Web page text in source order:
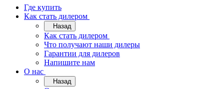
Где купить
Как стать дилером
Назад
Как стать дилером
Что получают наши дилеры
Гарантии для дилеров
Напишите нам
О нас
Назад